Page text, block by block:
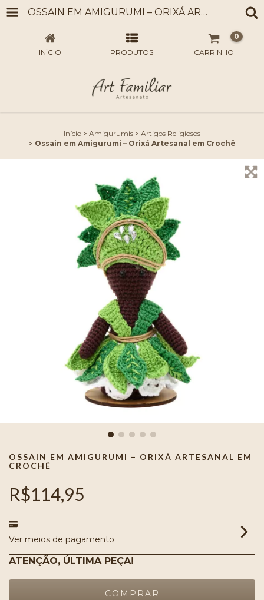
OSSAIN EM AMIGURUMI – ORIXÁ ARTESANAL EM CROCHÊ
INÍCIO PRODUTOS CARRINHO
0
Início > Amigurumis > Artigos Religiosos
> Ossain em Amigurumi – Orixá Artesanal em Crochê
OSSAIN EM AMIGURUMI – ORIXÁ ARTESANAL EM
CROCHÊ
R$114,95
Ver meios de pagamento
ATENÇÃO, ÚLTIMA PEÇA!